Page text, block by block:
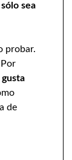
sea
probar.
gusta
de